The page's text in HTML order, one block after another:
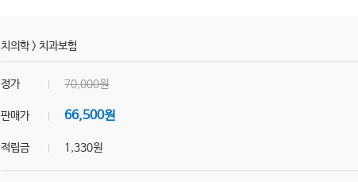
치의학> 치과보험
정가 70,000원
판매가 66,500원
적립금 1,330원